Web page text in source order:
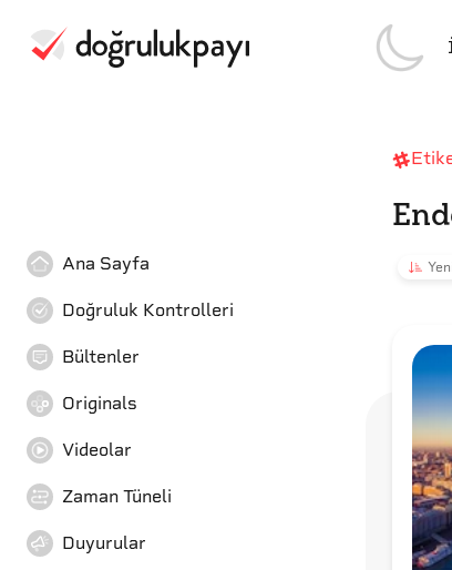
Ana Sayfa
Doğruluk Kontrolleri
Bültenler
Originals
Videolar
Zaman Tüneli
Duyurular